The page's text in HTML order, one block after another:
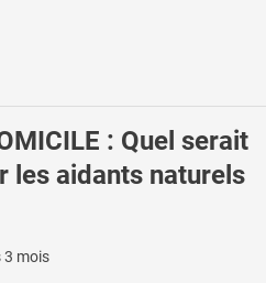
: Quel serait
les aidants naturels
3 mois